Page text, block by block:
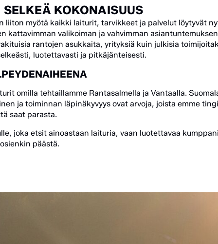
KOKONAISUUS
liiton myötä kaikki laiturit, tarvikkeet ja palvelut löytyvät
kattavimman valikoiman ja vahvimman
rantojen asukkaita, yrityksiä kuin julkisia
luotettavasti ja pitkäjänteisesti.
omilla tehtaillamme Rantasalmella ja Vantaalla.
ja toiminnan läpinäkyvyys ovat arvoja, joista emme
saat parasta.
joka etsit ainoastaan laituria, vaan luotettavaa
päästä.